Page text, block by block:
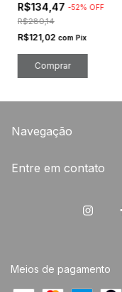
R$134,47 -52% OFF
R$280,14
R$121,02 com Pix
Navegação
Entre em contato
Meios de pagamento